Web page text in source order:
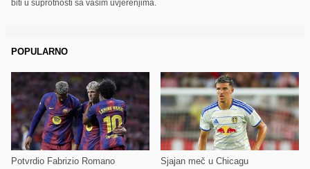
biti u suprotnosti sa vašim uvjerenjima.
POPULARNO
Potvrdio Fabrizio Romano Sjajan meč u Chicagu